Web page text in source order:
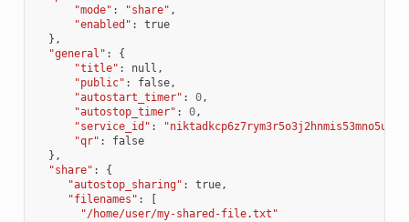
"mode" : "share" ,
"enabled" :
true
},
"general" :
{
"title" : null ,
"public" : false,
"autostart_timer" : 0,
"autostop_timer" : 0,
"service_id" :
"qr" :
false
},
"share" :
{
"autostop_sharing" : true,
"filenames" :
[
"/home/user/my-shared-file.txt"